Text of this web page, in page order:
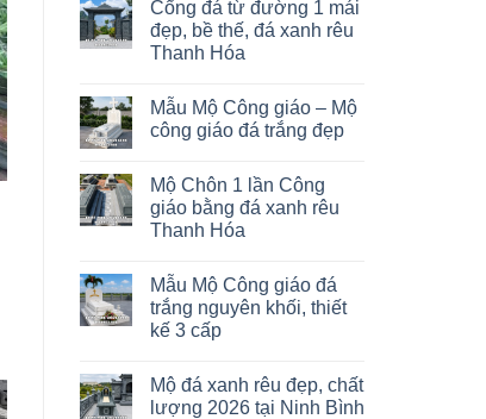
Cổng đá từ đường 1 mái
đẹp, bề thế, đá xanh rêu
Thanh Hóa
Mẫu Mộ Công giáo – Mộ
công giáo đá trắng đẹp
Mộ Chôn 1 lần Công
giáo bằng đá xanh rêu
Thanh Hóa
Mẫu Mộ Công giáo đá
trắng nguyên khối, thiết
kế 3 cấp
Mộ đá xanh rêu đẹp, chất
lượng 2026 tại Ninh Bình